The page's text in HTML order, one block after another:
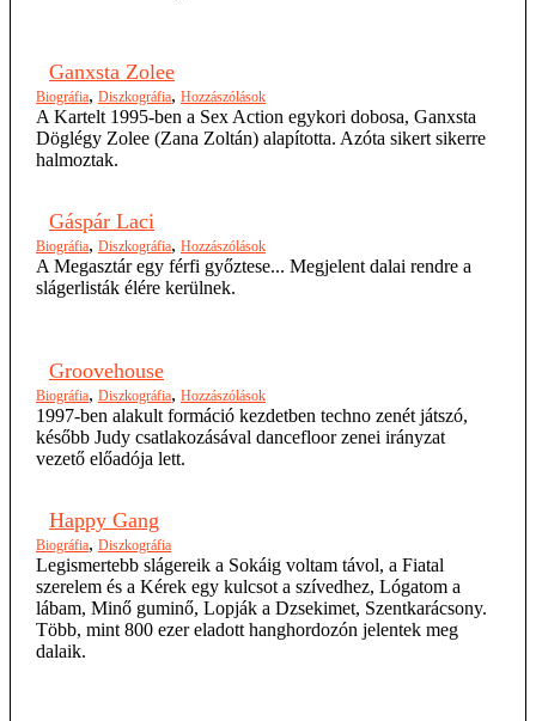
Ganxsta Zolee
Biográfia, Diszkográfia, Hozzászólások
A Kartelt 1995-ben a Sex Action egykori dobosa, Ganxsta
Döglégy Zolee (Zana Zoltán) alapította. Azóta sikert sikerre
halmoztak.
Gáspár Laci
Biográfia, Diszkográfia, Hozzászólások
A Megasztár egy férfi győztese... Megjelent dalai rendre a
slágerlisták élére kerülnek.
Groovehouse
Biográfia, Diszkográfia, Hozzászólások
1997-ben alakult formáció kezdetben techno zenét játszó,
később Judy csatlakozásával dancefloor zenei irányzat
vezető előadója lett.
Happy Gang
Biográfia, Diszkográfia
Legismertebb slágereik a Sokáig voltam távol, a Fiatal
szerelem és a Kérek egy kulcsot a szívedhez, Lógatom a
lábam, Minő guminő, Lopják a Dzsekimet, Szentkarácsony.
Több, mint 800 ezer eladott hanghordozón jelentek meg
dalaik.